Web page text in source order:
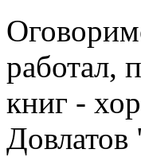
работал,
книг -
Довлатов